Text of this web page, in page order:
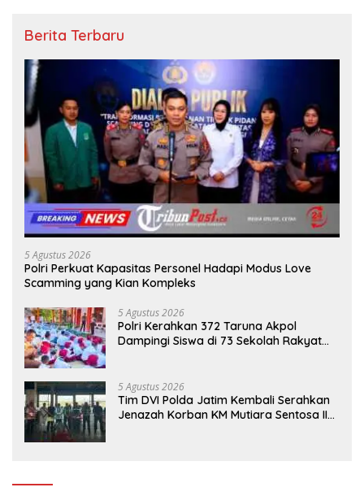
Berita Terbaru
5 Agustus 2026
Polri Perkuat Kapasitas Personel Hadapi Modus Love
Scamming yang Kian Kompleks
5 Agustus 2026
Polri Kerahkan 372 Taruna Akpol
Dampingi Siswa di 73 Sekolah Rakyat
5 Agustus 2026
Tim DVI Polda Jatim Kembali Serahkan
Jenazah Korban KM Mutiara Sentosa II